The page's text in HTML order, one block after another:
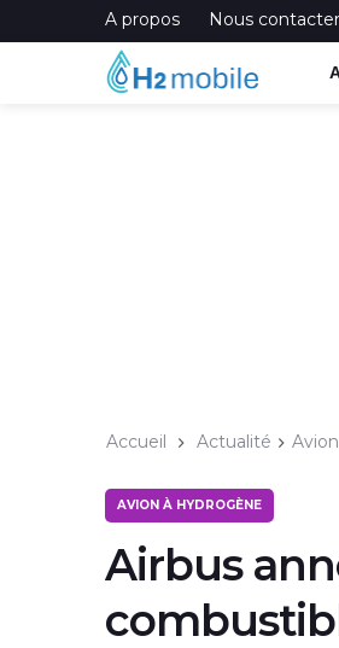
A propos Nous contacter
Accueil Actualité
AVION À HYDROGÈNE
Airbus